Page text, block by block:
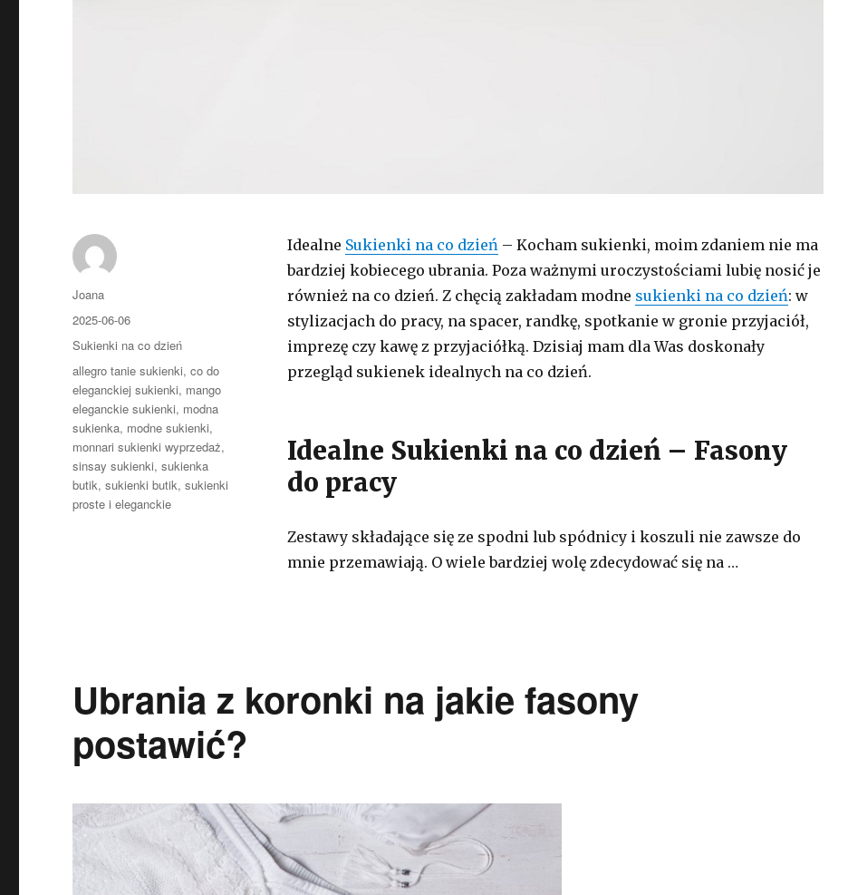
Idealne Sukienki na co dzień – Kocham sukienki, moim zdaniem nie ma
bardziej kobiecego ubrania. Poza ważnymi uroczystościami lubię nosić je
również na co dzień. Z chęcią zakładam modne sukienki na co dzień: w
stylizacjach do pracy, na spacer, randkę, spotkanie w gronie przyjaciół,
imprezę czy kawę z przyjaciółką. Dzisiaj mam dla Was doskonały
przegląd sukienek idealnych na co dzień.
Idealne Sukienki na co dzień – Fasony
do pracy
Zestawy składające się ze spodni lub spódnicy i koszuli nie zawsze do
mnie przemawiają. O wiele bardziej wolę zdecydować się na …
Autor
Joana
Opublikowano
2025-06-06
Kategorie
Sukienki na co dzień
Tagi
allegro tanie sukienki,co do
eleganckiej sukienki, mango
eleganckie sukienki, modna
sukienka, modne sukienki,
monnari sukienki wyprzedaż,
sinsay sukienki,sukienka
butik,sukienki butik,sukienki
proste i eleganckie
Ubrania z koronki na jakie fasony
postawić?